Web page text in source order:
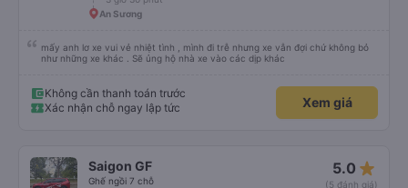
An Sương
mấy anh lơ xe vui vẻ nhiệt tình , mình đi trễ nhưng xe vẫn đợi chứ không bỏ
như những xe khác . Sẽ ủng hộ nhà xe vào các dịp khác
Không cần thanh toán trước
Xác nhận chỗ ngay lập tức
Xem giá
Saigon GF
Ghế ngồi 7 chỗ
5.0 star_rate
(5 đánh giá)